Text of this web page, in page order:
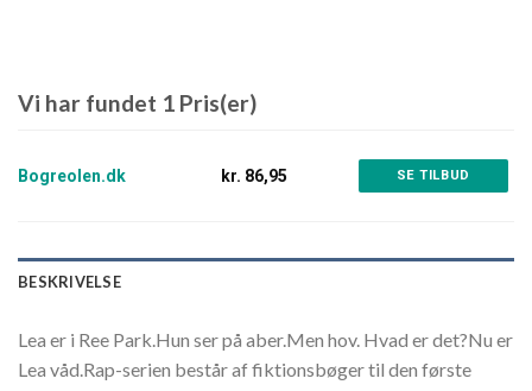
Vi har fundet 1 Pris(er)
Bogreolen.dk kr. 86,95 SE TILBUD
BESKRIVELSE
Lea er i Ree Park.Hun ser på aber.Men hov. Hvad er det?Nu er
Lea våd.Rap-serien består af fiktionsbøger til den første